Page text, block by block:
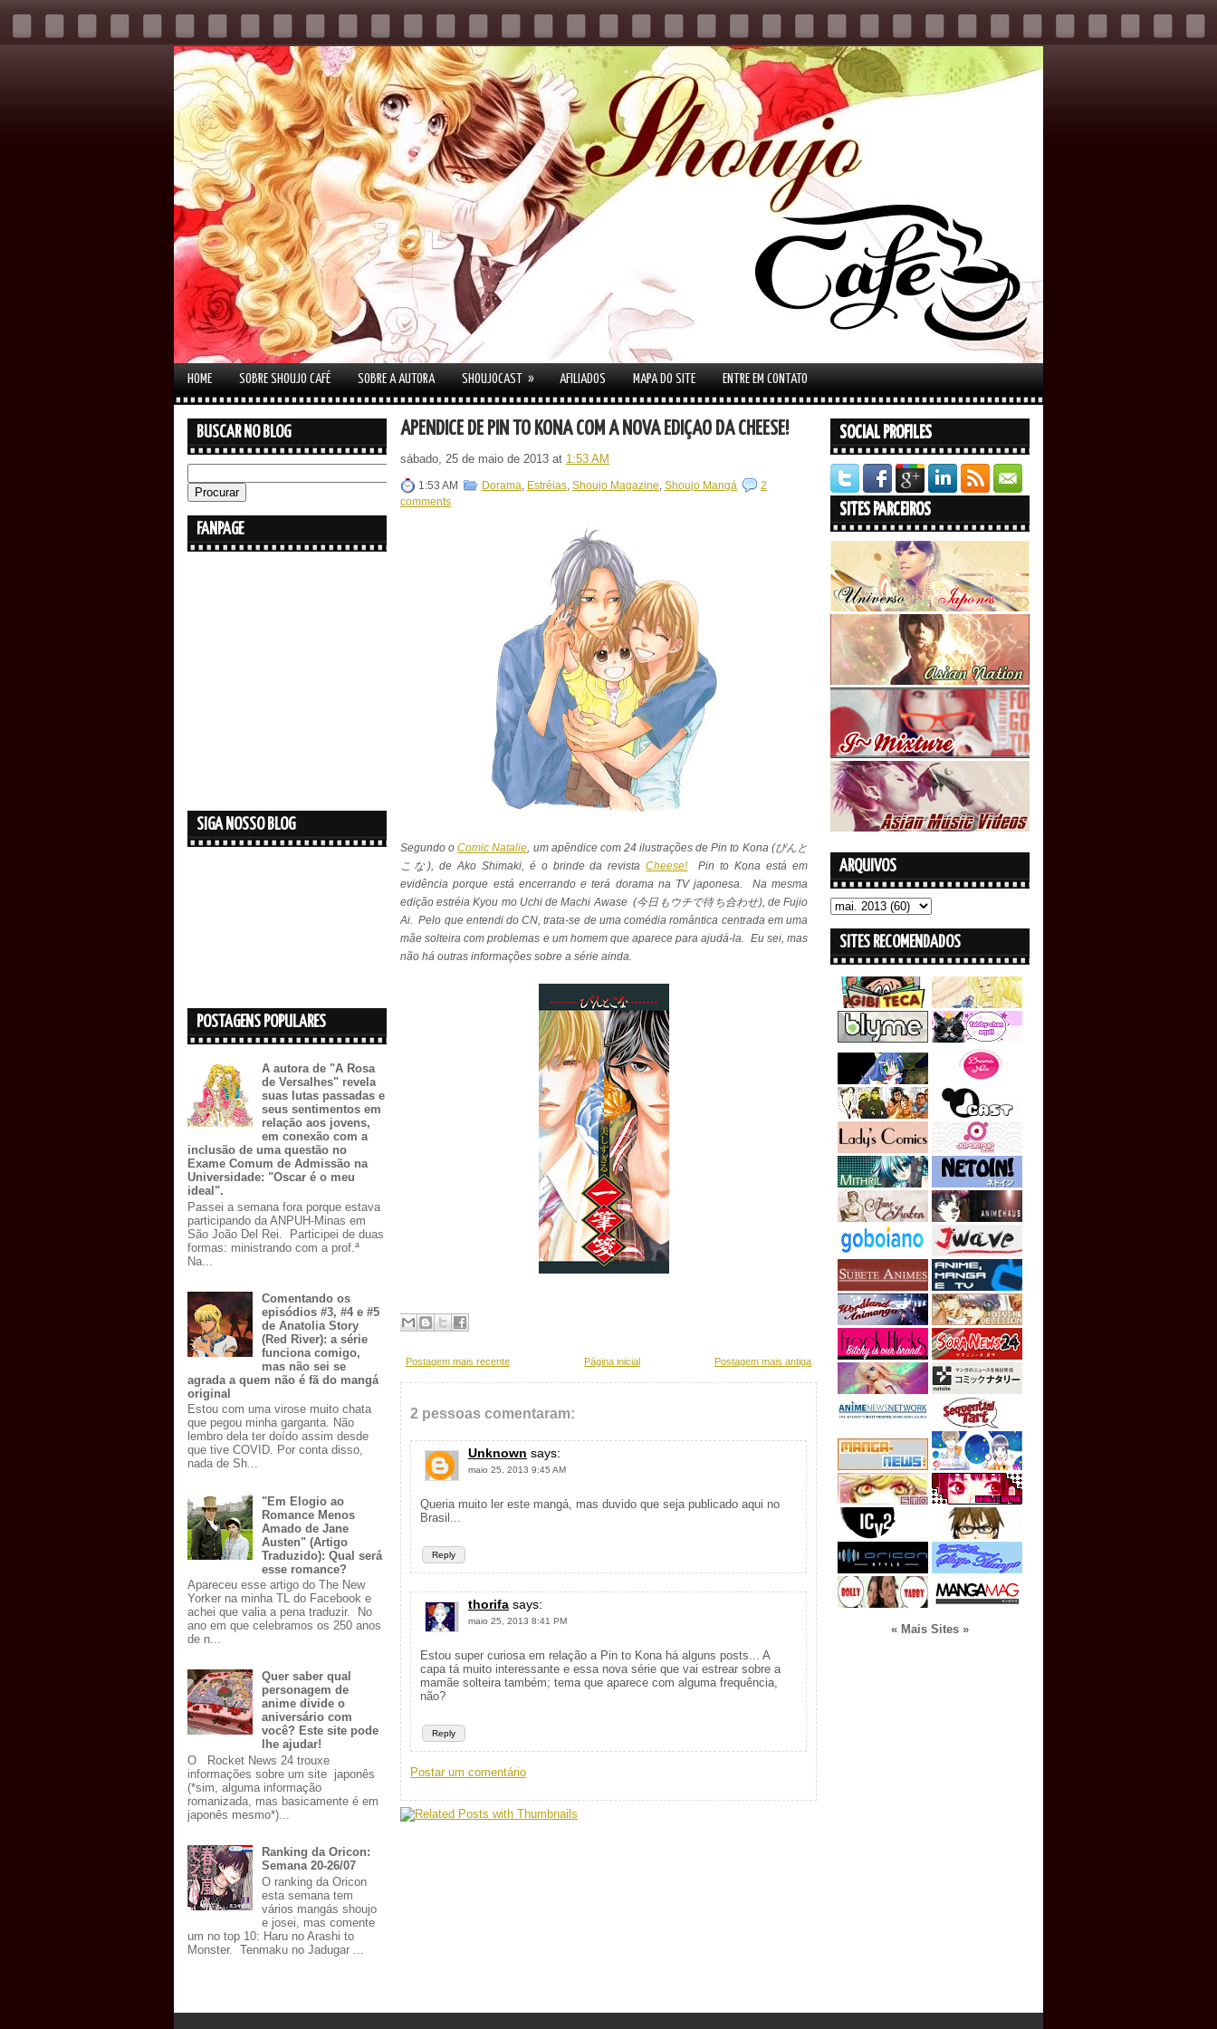
HOME SOBRE SHOUJO CAFÉ SOBRE A AUTORA SHOUJOCAST » AFILIADOS MAPA DO SITE ENTRE EM CONTATO
BUSCAR NO BLOG
FANPAGE
SIGA NOSSO BLOG
POSTAGENS POPULARES
A autora de "A Rosa
de Versalhes" revela
suas lutas passadas e
seus sentimentos em
relação aos jovens,
em conexão com a
inclusão de uma questão no
Exame Comum de Admissão na
Universidade: "Oscar é o meu
ideal".
Passei a semana fora porque estava
participando da ANPUH-Minas em
São João Del Rei. Participei de duas
formas: ministrando com a prof.ª
Na...
Comentando os
episódios #3, #4 e #5
de Anatolia Story
(Red River): a série
funciona comigo,
mas não sei se
agrada a quem não é fã do mangá
original
Estou com uma virose muito chata
que pegou minha garganta. Não
lembro dela ter doído assim desde
que tive COVID. Por conta disso,
nada de Sh...
"Em Elogio ao
Romance Menos
Amado de Jane
Austen" (Artigo
Traduzido): Qual será
esse romance?
Apareceu esse artigo do The New
Yorker na minha TL do Facebook e
achei que valia a pena traduzir. No
ano em que celebramos os 250 anos
de n...
Quer saber qual
personagem de
anime divide o
aniversário com
você? Este site pode
lhe ajudar!
O Rocket News 24 trouxe
informações sobre um site japonês
(*sim, alguma informação
romanizada, mas basicamente é em
japonês mesmo*)...
Ranking da Oricon:
Semana 20-26/07
O ranking da Oricon
esta semana tem
vários mangás shoujo
e josei, mas comente
um no top 10: Haru no Arashi to
Monster. Tenmaku no Jadugar ...
APÊNDICE DE PIN TO KONA COM A NOVA EDIÇÃO DA CHEESE!
sábado, 25 de maio de 2013 at 1:53 AM
1:53 AM Dorama, Estréias, Shoujo Magazine, Shoujo Mangá
2
comments
Segundo oComic Natalie, um apêndice com 24 ilustrações de Pin to Kona (ぴんと
こな), de Ako Shimaki, é o brinde da revistaCheese!Pin to Kona está em
evidência porque está encerrando e terá dorama na TV japonesa. Na mesma
edição estréia Kyou mo Uchi de Machi Awase (今日もウチで待ち合わせ), de Fujio
Ai. Pelo que entendi do CN, trata-se de uma comédia romântica centrada em uma
mãe solteira com problemas e um homem que aparece para ajudá-la. Eu sei, mas
não há outras informações sobre a série ainda.
Postagem mais recente Postagem mais antiga
Página inicial
2 pessoas comentaram:
Unknown says:
maio 25, 2013 9:45 AM
Reply
Queria muito ler este mangá, mas duvido que seja publicado aqui no
Brasil...
thorifa says:
maio 25, 2013 8:41 PM
Reply
Estou super curiosa em relação a Pin to Kona há alguns posts... A
capa tá muito interessante e essa nova série que vai estrear sobre a
mamãe solteira também; tema que aparece com alguma frequência,
não?
Postar um comentário
SOCIAL PROFILES
SITES PARCEIROS
ARQUIVOS
SITES RECOMENDADOS
« Mais Sites »